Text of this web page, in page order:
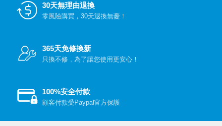
30天無理由退換
零風險購買，30天退換無憂！
365天免修換新
只換不修，為了讓您使用更安心！
100%安全付款
顧客付款受Paypal官方保護